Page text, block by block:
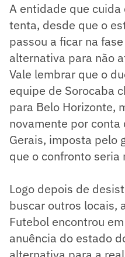
A entidade que
tenta, desde que o
passou a ficar na
alternativa para não
Vale lembrar que o
equipe de Sorocaba
para Belo Horizonte,
novamente por
Gerais, imposta pelo
que o confronto seria
Logo depois de
buscar outros locais,
Futebol encontrou
anuência do estado